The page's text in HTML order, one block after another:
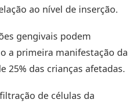
ao nível de inserção.
gengivais podem
a primeira manifestação da
25% das crianças afetadas.
de células da